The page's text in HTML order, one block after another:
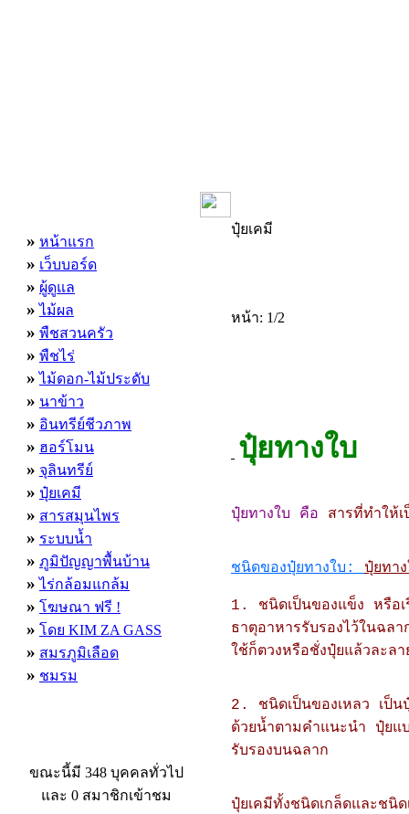
» หน้าแรก
» เว็บบอร์ด
» ผู้ดูแล
» ไม้ผล
» พืชสวนครัว
» พืชไร่
» ไม้ดอก-ไม้ประดับ
» นาข้าว
» อินทรีย์ชีวภาพ
» ฮอร์โมน
» จุลินทรีย์
» ปุ๋ยเคมี
» สารสมุนไพร
» ระบบน้ำ
» ภูมิปัญญาพื้นบ้าน
» ไร่กล้อมแกล้ม
» โฆษณา ฟรี !
» โดย KIM ZA GASS
» สมรภูมิเลือด
» ชมรม
ขณะนี้มี 348 บุคคลทั่วไป
และ 0 สมาชิกเข้าชม
ปุ๋ยเคมี
หน้า: 1/2
ปุ๋ยทางใบ
ปุ๋ยทางใบ คือ สารที่ทำให้
ชนิดของปุ๋ยทางใบ : ปุ๋ยทา
1. ชนิดเป็นของแข็ง หรือเ
ธาตุอาหารรับรองไว้ในฉล
ใช้ก็ตวงหรือชั่งปุ๋ยแล้วละล
2. ชนิดเป็นของเหลว เป็น
ด้วยน้ำตามคำแนะนำ ปุ๋ยแ
รับรองบนฉลาก
ปุ๋ยเคมีทั้งชนิดเกล็ดและช